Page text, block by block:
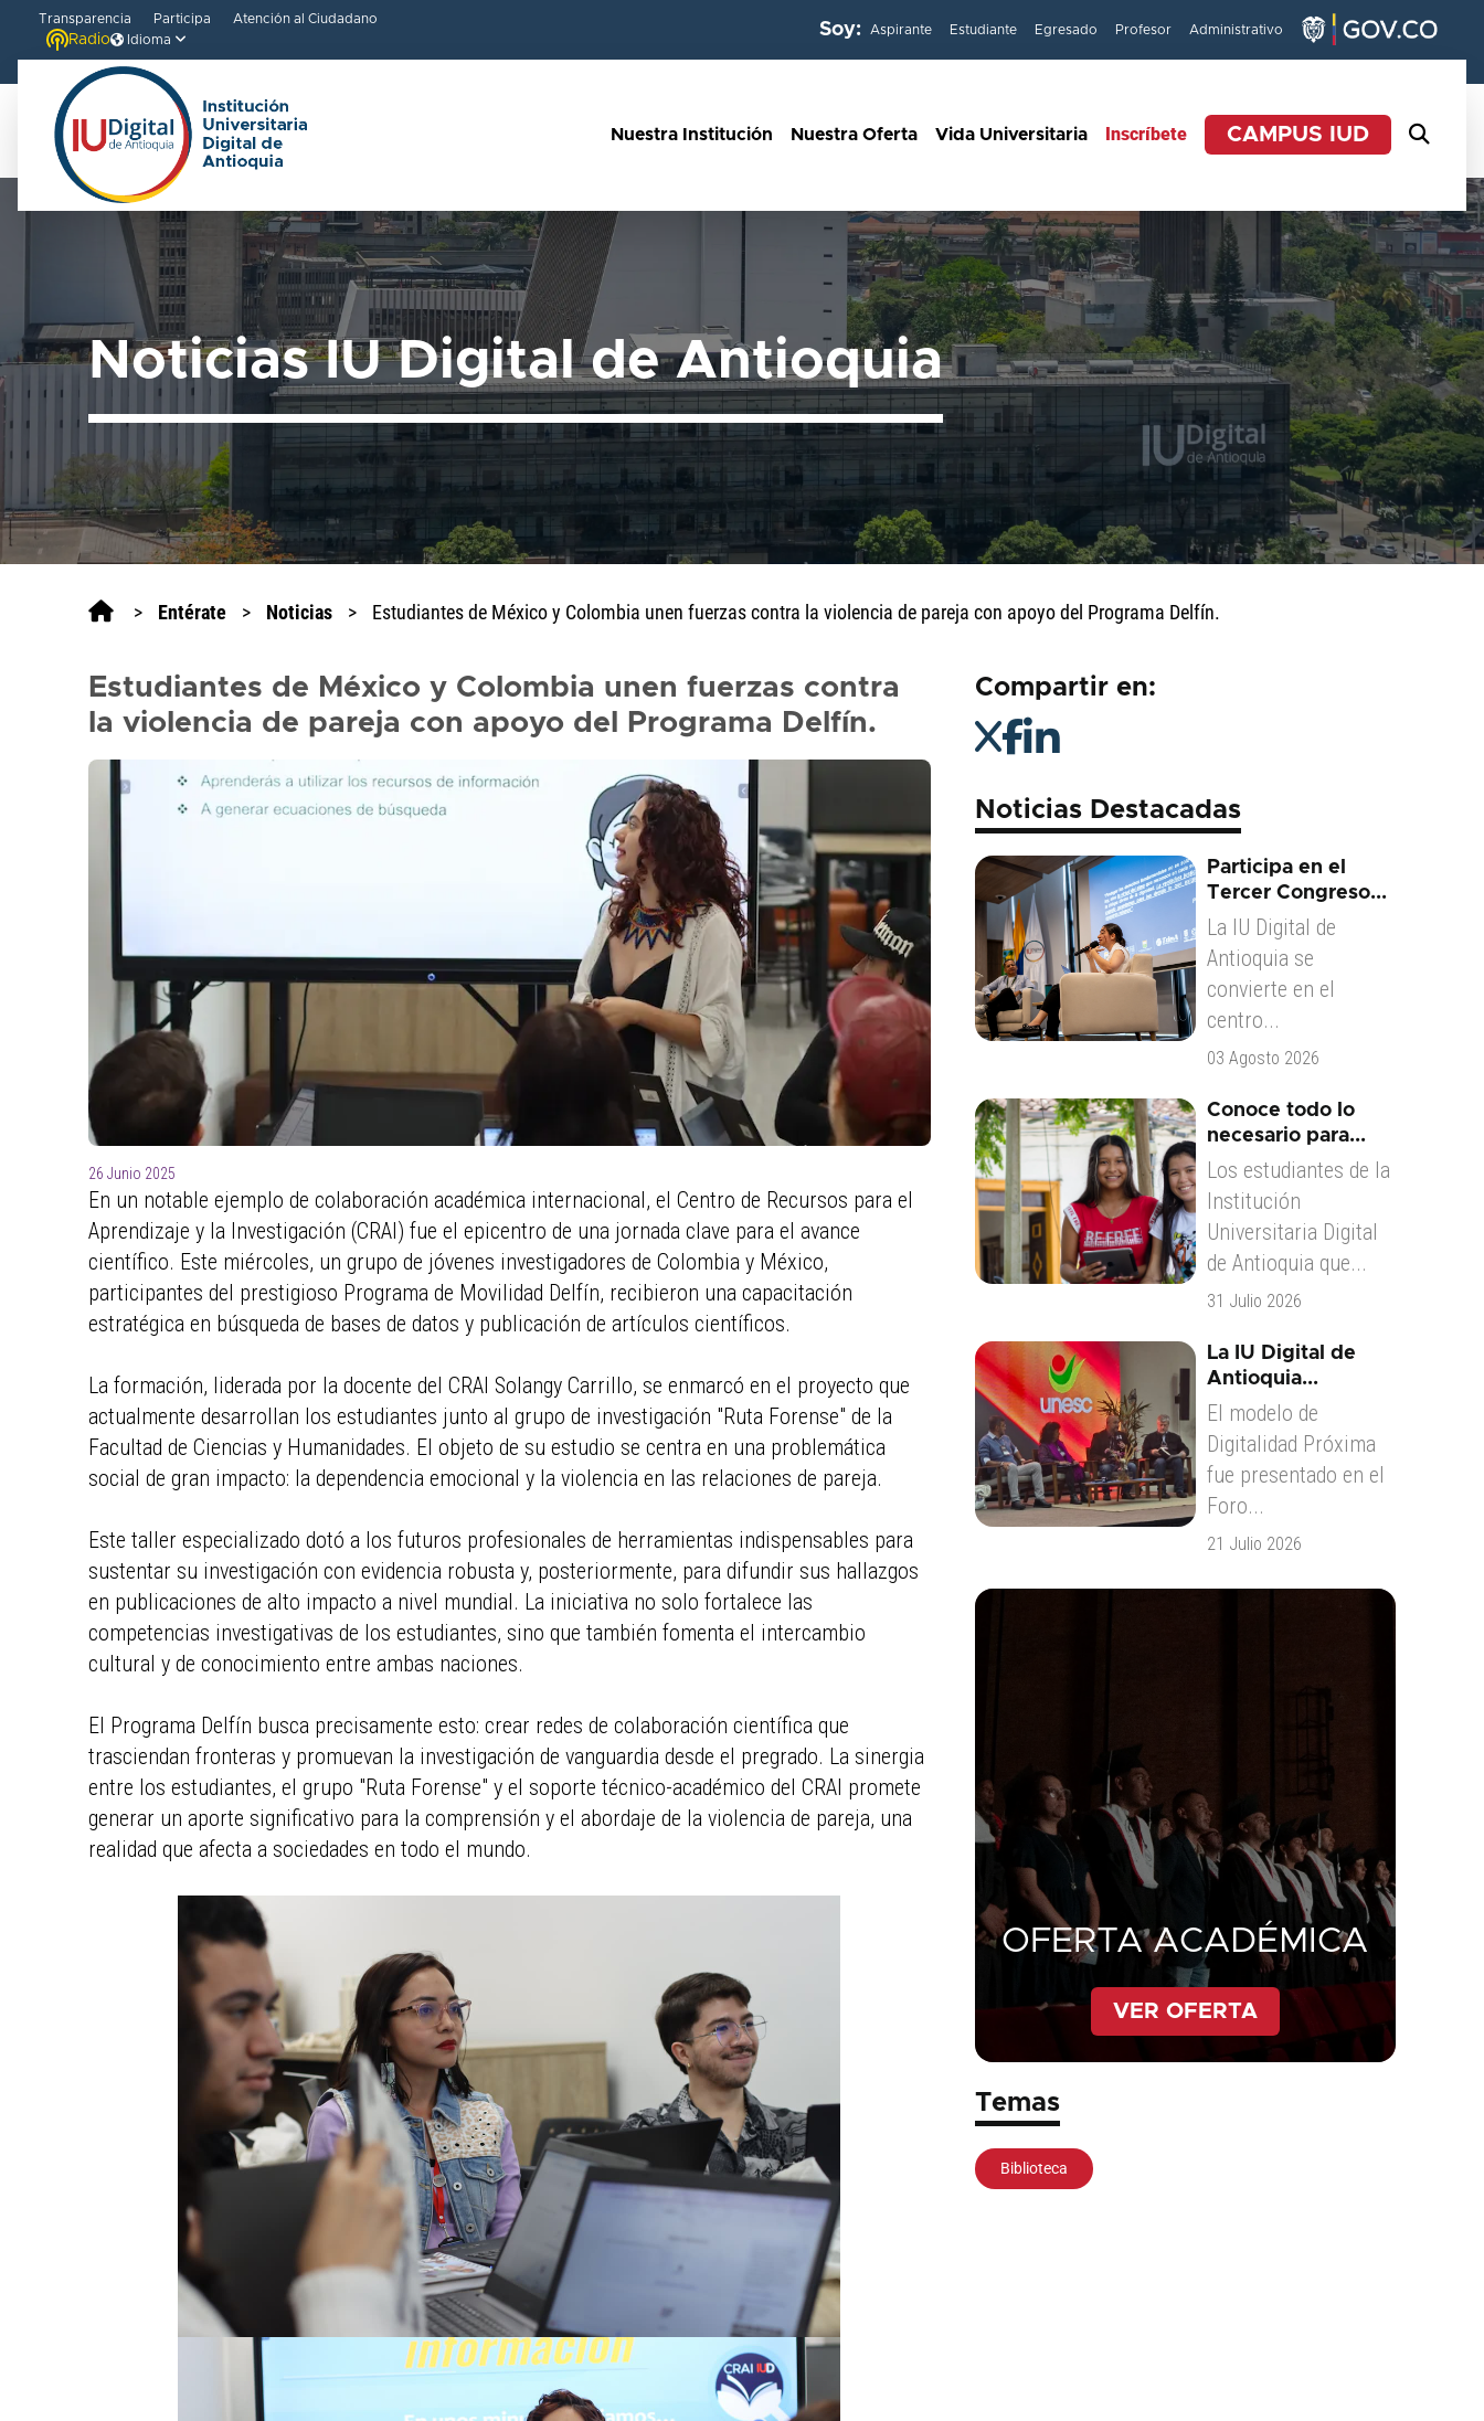
Bienvenido
One
Accesibilidad
Para
iniciar
lector
de
pantalla
Transparencia Participa Atención al Ciudadano
Radio Idioma Soy: Aspirante Estudiante Egresado Profesor Administrativo
Nuestra Institución Nuestra Oferta Vida Universitaria Inscríbete CAMPUS IUD
Noticias IU Digital de Antioquia
> Entérate > Noticias > Estudiantes de México y Colombia unen fuerzas contra la violencia de pareja con apoyo del Programa Delfín.
Estudiantes de México y Colombia unen fuerzas contra
la violencia de pareja con apoyo del Programa Delfín.
26 Junio 2025
En un notable ejemplo de colaboración académica internacional, el Centro de Recursos para el
Aprendizaje y la Investigación (CRAI) fue el epicentro de una jornada clave para el avance
científico. Este miércoles, un grupo de jóvenes investigadores de Colombia y México,
participantes del prestigioso Programa de Movilidad Delfín, recibieron una capacitación
estratégica en búsqueda de bases de datos y publicación de artículos científicos.
La formación, liderada por la docente del CRAI Solangy Carrillo, se enmarcó en el proyecto que
actualmente desarrollan los estudiantes junto al grupo de investigación "Ruta Forense" de la
Facultad de Ciencias y Humanidades. El objeto de su estudio se centra en una problemática
social de gran impacto: la dependencia emocional y la violencia en las relaciones de pareja.
Este taller especializado dotó a los futuros profesionales de herramientas indispensables para
sustentar su investigación con evidencia robusta y, posteriormente, para difundir sus hallazgos
en publicaciones de alto impacto a nivel mundial. La iniciativa no solo fortalece las
competencias investigativas de los estudiantes, sino que también fomenta el intercambio
cultural y de conocimiento entre ambas naciones.
El Programa Delfín busca precisamente esto: crear redes de colaboración científica que
trasciendan fronteras y promuevan la investigación de vanguardia desde el pregrado. La sinergia
entre los estudiantes, el grupo "Ruta Forense" y el soporte técnico-académico del CRAI promete
generar un aporte significativo para la comprensión y el abordaje de la violencia de pareja, una
realidad que afecta a sociedades en todo el mundo.
Compartir en:
Noticias Destacadas
Participa en el
Tercer Congreso...
La IU Digital de
Antioquia se
convierte en el
centro...
03 Agosto 2026
Conoce todo lo
necesario para...
Los estudiantes de la
Institución
Universitaria Digital
de Antioquia que...
31 Julio 2026
La IU Digital de
Antioquia...
El modelo de
Digitalidad Próxima
fue presentado en el
Foro...
21 Julio 2026
OFERTA ACADÉMICA
VER OFERTA
Temas
Biblioteca